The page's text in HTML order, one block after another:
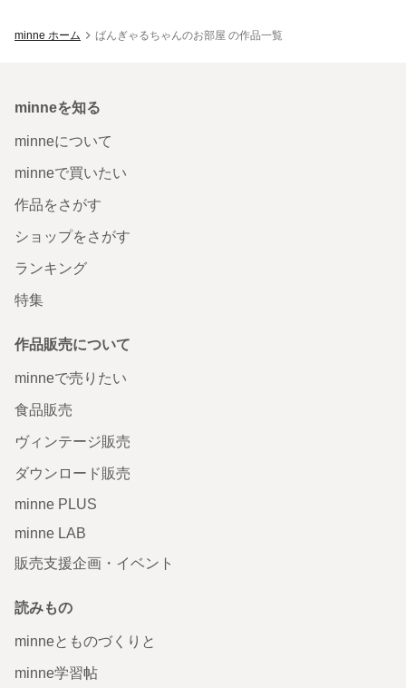
minne ホーム ばんぎゃるちゃんのお部屋 の作品一覧
minneを知る
minneについて
minneで買いたい
作品をさがす
ショップをさがす
ランキング
特集
作品販売について
minneで売りたい
食品販売
ヴィンテージ販売
ダウンロード販売
minne PLUS
minne LAB
販売支援企画・イベント
読みもの
minneとものづくりと
minne学習帖